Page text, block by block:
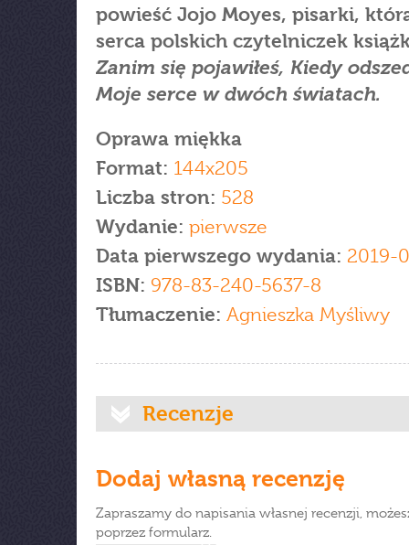
powieść Jojo Moyes, pisarki,
serca polskich czytelniczek
Zanim się pojawiłeś, Kiedy
Moje serce w dwóch światach.
Oprawa miękka
Format: 144x205
Liczba stron: 528
Wydanie: pierwsze
Data pierwszego wydania: 2019-
ISBN: 978-83-240-5637-8
Tłumaczenie: Agnieszka Myśliwy
Recenzje
Dodaj własną recenzję
Zapraszamy do napisania własnej recenzji,
poprzez formularz.